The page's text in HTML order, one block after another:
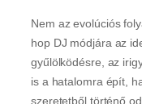
Nem az evolúciós
hop DJ módjára az
gyűlölködésre, az
is a hatalomra épít,
szeretetből történő